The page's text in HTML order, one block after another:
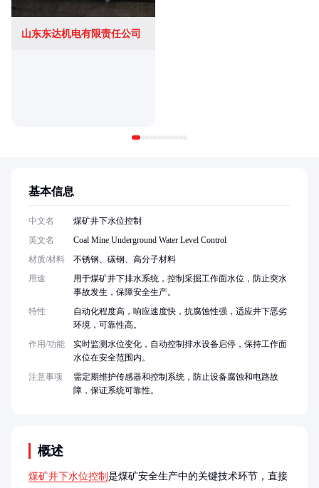
山东东达机电有限责任公司
概述
煤矿井下水位控制 是煤矿安全生产中的关键技术环节，直接
基本信息
中文名
煤矿井下水位控制
英文名
Coal Mine Underground Water Level Control
材质/材料
不锈钢、碳钢、高分子材料
用途
用于煤矿井下排水系统，控制采掘工作面水位，防止突水
事故发生，保障安全生产。
特性
自动化程度高，响应速度快，抗腐蚀性强，适应井下恶劣
环境，可靠性高。
作用/功能
实时监测水位变化，自动控制排水设备启停，保持工作面
水位在安全范围内。
注意事项
需定期维护传感器和控制系统，防止设备腐蚀和电路故
障，保证系统可靠性。